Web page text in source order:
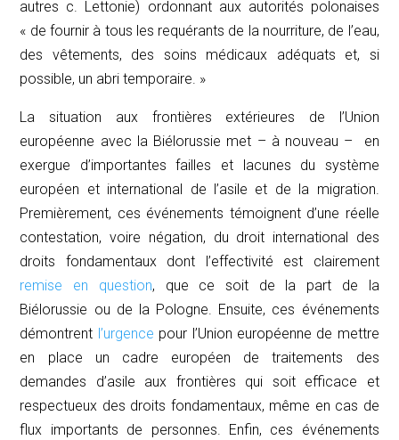
autres c. Lettonie) ordonnant aux autorités polonaises
« de fournir à tous les requérants de la nourriture, de l’eau,
des vêtements, des soins médicaux adéquats et, si
possible, un abri temporaire. »
La situation aux frontières extérieures de l’Union
européenne avec la Biélorussie met – à nouveau – en
exergue d’importantes failles et lacunes du système
européen et international de l’asile et de la migration.
Premièrement, ces événements témoignent d’une réelle
contestation, voire négation, du droit international des
droits fondamentaux dont l’effectivité est clairement
remise en question, que ce soit de la part de la
Biélorussie ou de la Pologne. Ensuite, ces événements
démontrent l’urgence pour l’Union européenne de mettre
en place un cadre européen de traitements des
demandes d’asile aux frontières qui soit efficace et
respectueux des droits fondamentaux, même en cas de
flux importants de personnes. Enfin, ces événements